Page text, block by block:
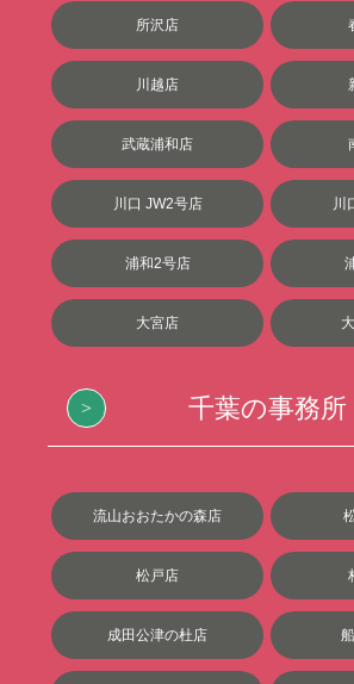
所沢店
川越店
武蔵浦和店
川口 JW2号店 川
浦和2号店
大宮店
千葉の事務所
流山おおたかの森店
松戸店
成田公津の杜店